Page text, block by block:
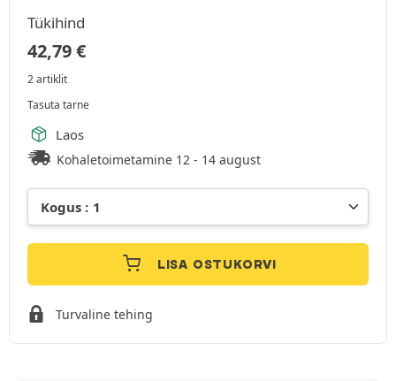
Tükihind
42,79€
2 artiklit
Tasuta tarne
Laos
Kohaletoimetamine 12 - 14 august
LISA OSTUKORVI
Turvaline tehing